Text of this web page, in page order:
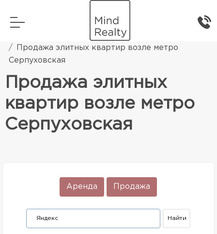
Элитная жилая недвижимость
Продажа элитных квартир возле метро
Серпуховская
Продажа элитных
квартир возле метро
Серпуховская
Аренда Продажа